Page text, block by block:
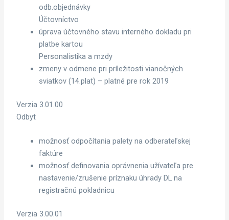
odb.objednávky
Účtovníctvo
úprava účtovného stavu interného dokladu pri
platbe kartou
Personalistika a mzdy
zmeny v odmene pri príležitosti vianočných
sviatkov (14.plat) – platné pre rok 2019
Verzia 3.01.00
Odbyt
možnosť odpočítania palety na odberateľskej
faktúre
možnosť definovania oprávnenia užívateľa pre
nastavenie/zrušenie príznaku úhrady DL na
registračnú pokladnicu
Verzia 3.00.01